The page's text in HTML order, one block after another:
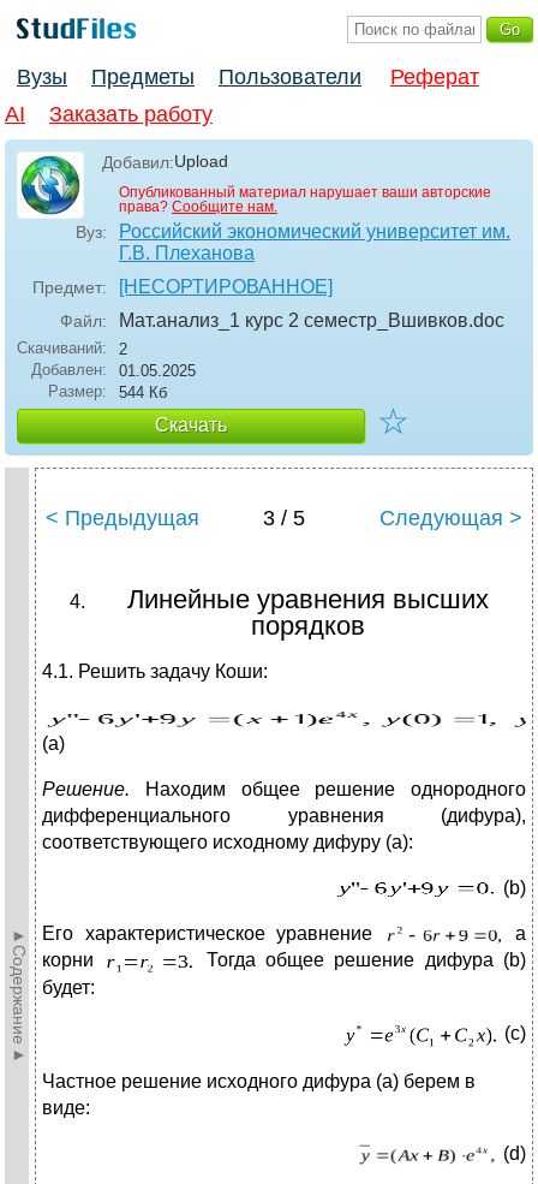
Вузы Предметы Пользователи
Реферат
AI
Заказать работу
Добавил:Upload
Опубликованный материал нарушает ваши авторские
права? Сообщите нам.
Вуз:
Российский экономический университет им.
Г.В. Плеханова
Предмет: [НЕСОРТИРОВАННОЕ]
Файл: Мат.анализ_1 курс 2 семестр_Вшивков.doc
Скачиваний:
2
Добавлен:
01.05.2025
Размер:
544 Кб
Скачать ☆
►Содержание►
< Предыдущая 3 / 5 Следующая >
Линейные уравнения высших
порядков
4.1. Решить задачу Коши:
(a)
Решение. Находим общее решение однородного
дифференциального уравнения (дифура),
соответствующего исходному дифуру (а):
(b)
Его характеристическое уравнение
а
корни
Тогда общее решение дифура (b)
будет:
(с)
Частное решение исходного дифура (а) берем в
виде:
(d)